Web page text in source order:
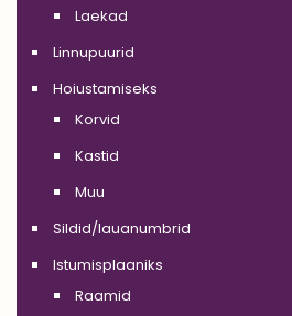
Laekad
Linnupuurid
Hoiustamiseks
Korvid
Kastid
Muu
Sildid/lauanumbrid
Istumisplaaniks
Raamid